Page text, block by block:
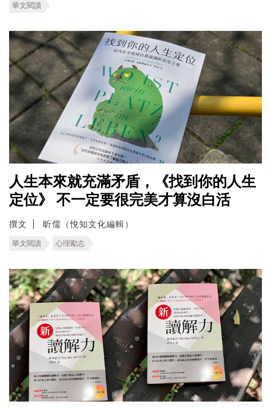
華文閱讀
人生本來就充滿矛盾，《找到你的人生
定位》 不一定要很完美才算沒白活
撰文 昕儒（悅知文化編輯）
華文閱讀 心理勵志